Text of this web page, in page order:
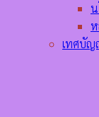
เทศบั